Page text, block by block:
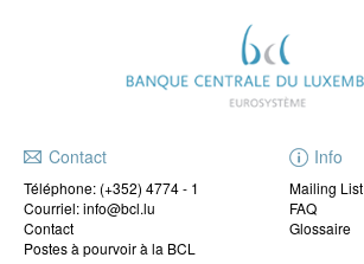
Contact
Téléphone: (+352) 4774 - 1
Courriel: info@bcl.lu
Contact
Postes à pourvoir à la BCL
Info
Mailing List
FAQ
Glossaire